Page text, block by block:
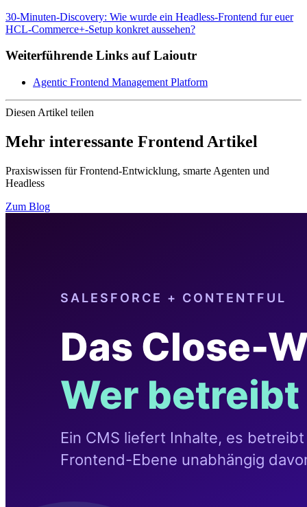
30-Minuten-Discovery: Wie wurde ein Headless-Frontend fur euer
HCL-Commerce+-Setup konkret aussehen?
Weiterführende Links auf Laioutr
Agentic Frontend Management Platform
Diesen Artikel teilen
Mehr interessante Frontend Artikel
Praxiswissen für Frontend-Entwicklung, smarte Agenten und
Headless
Zum Blog